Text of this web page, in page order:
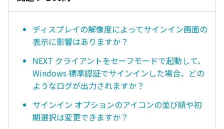
ディスプレイの解像度によってサインイン画面の
表示に影響はありますか？
NEXT クライアントをセーフモードで起動して、
Windows 標準認証でサインインした場合、どの
ようなログが出力されますか？
サインイン オプションのアイコンの並び順や初
期選択は変更できますか？